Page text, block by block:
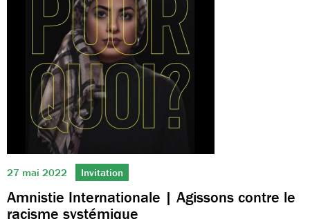
27 mai 2022 Invitation
Amnistie Internationale | Agissons contre le
racisme systémique